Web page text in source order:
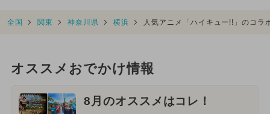
全国 関東 神奈川県 横浜 人気アニメ「ハイキュー!!」のコ
オススメおでかけ情報
8月のオススメはコレ！